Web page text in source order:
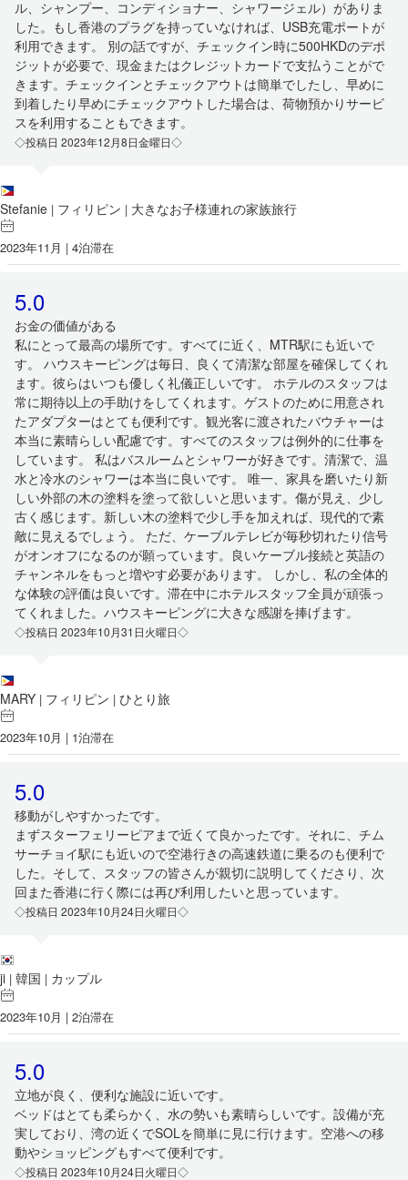
ル、シャンプー、コンディショナー、シャワージェル）がありま
した。もし香港のプラグを持っていなければ、USB充電ポートが
利用できます。 別の話ですが、チェックイン時に500HKDのデポ
ジットが必要で、現金またはクレジットカードで支払うことがで
きます。チェックインとチェックアウトは簡単でしたし、早めに
到着したり早めにチェックアウトした場合は、荷物預かりサービ
スを利用することもできます。
◇投稿日 2023年12月8日金曜日◇
Stefanie | フィリピン | 大きなお子様連れの家族旅行
2023年11月 | 4泊滞在
5.0
お金の価値がある
私にとって最高の場所です。すべてに近く、MTR駅にも近いで
す。 ハウスキーピングは毎日、良くて清潔な部屋を確保してくれ
ます。彼らはいつも優しく礼儀正しいです。 ホテルのスタッフは
常に期待以上の手助けをしてくれます。ゲストのために用意され
たアダプターはとても便利です。観光客に渡されたバウチャーは
本当に素晴らしい配慮です。すべてのスタッフは例外的に仕事を
しています。 私はバスルームとシャワーが好きです。清潔で、温
水と冷水のシャワーは本当に良いです。 唯一、家具を磨いたり新
しい外部の木の塗料を塗って欲しいと思います。傷が見え、少し
古く感じます。新しい木の塗料で少し手を加えれば、現代的で素
敵に見えるでしょう。 ただ、ケーブルテレビが毎秒切れたり信号
がオンオフになるのが願っています。良いケーブル接続と英語の
チャンネルをもっと増やす必要があります。 しかし、私の全体的
な体験の評価は良いです。滞在中にホテルスタッフ全員が頑張っ
てくれました。ハウスキーピングに大きな感謝を捧げます。
◇投稿日 2023年10月31日火曜日◇
MARY | フィリピン | ひとり旅
2023年10月 | 1泊滞在
5.0
移動がしやすかったです。
まずスターフェリーピアまで近くて良かったです。それに、チム
サーチョイ駅にも近いので空港行きの高速鉄道に乗るのも便利で
した。そして、スタッフの皆さんが親切に説明してくださり、次
回また香港に行く際には再び利用したいと思っています。
◇投稿日 2023年10月24日火曜日◇
ji | 韓国 | カップル
2023年10月 | 2泊滞在
5.0
立地が良く、便利な施設に近いです。
ベッドはとても柔らかく、水の勢いも素晴らしいです。設備が充
実しており、湾の近くでSOLを簡単に見に行けます。空港への移
動やショッピングもすべて便利です。
◇投稿日 2023年10月24日火曜日◇